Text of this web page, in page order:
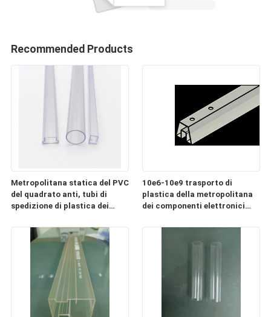
Recommended Products
Metropolitana statica del PVC
del quadrato anti, tubi di
spedizione di plastica dei
10e6-10e9 trasporto di
plastica della metropolitana
dei componenti elettronici